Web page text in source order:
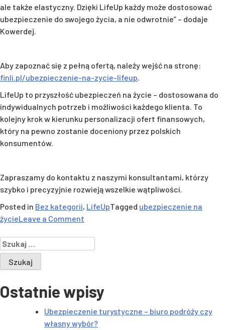
ale także elastyczny. Dzięki LifeUp każdy może dostosować
ubezpieczenie do swojego życia, a nie odwrotnie” – dodaje
Kowerdej.
Aby zapoznać się z pełną ofertą, należy wejść na stronę:
finli.pl/ubezpieczenie-na-zycie-lifeup.
LifeUp to przyszłość ubezpieczeń na życie – dostosowana do
indywidualnych potrzeb i możliwości każdego klienta. To
kolejny krok w kierunku personalizacji ofert finansowych,
który na pewno zostanie doceniony przez polskich
konsumentów.
Zapraszamy do kontaktu z naszymi konsultantami, którzy
szybko i precyzyjnie rozwieją wszelkie wątpliwości.
Posted in Bez kategorii, LifeUpTagged ubezpieczenie na
życieLeave a Comment
dostosowuje
do
Ciebie
Szukaj:
Ostatnie wpisy
Ubezpieczenie turystyczne – biuro podróży czy
własny wybór?